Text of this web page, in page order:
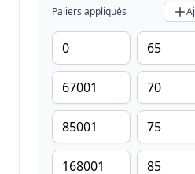
Paliers appliqués